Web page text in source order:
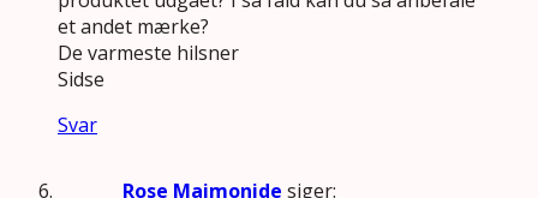
et andet mærke?
De varmeste hilsner
Sidse
Svar
Rose Maimonide siger: